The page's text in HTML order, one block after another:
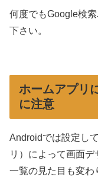
何度でもGoogle検
下さい。
ホームアプリ
に注意
Androidでは設定し
リ）によって画面
一覧の見た目も変わ